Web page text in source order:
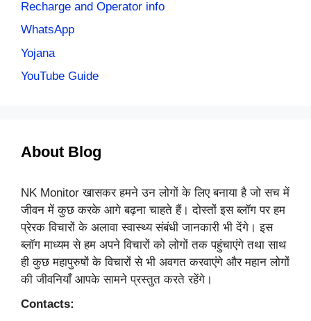
Recharge and Operator info
WhatsApp
Yojana
YouTube Guide
About Blog
NK Monitor खासकर हमने उन लोगों के लिए बनाया है जो सच में
जीवन में कुछ करके आगे बढ़ना चाहते हैं। दोस्तों इस ब्लॉग पर हम
प्रेरक विचारों के अलावा स्वास्थ्य संबंधी जानकारी भी देंगे। इस
ब्लॉग माध्यम से हम अपने विचारों को लोगों तक पहुंचाएंगे तथा साथ
ही कुछ महापुरुषों के विचारों से भी अवगत करवाएंगे और महान लोगों
की जीवनियाँ आपके सामने प्रस्तुत करते रहेंगे।
Contacts: